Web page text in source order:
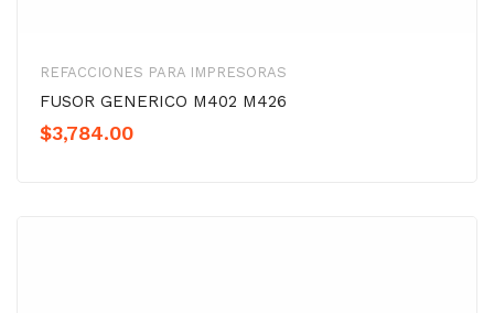
REFACCIONES PARA IMPRESORAS
FUSOR GENERICO M402 M426
$3,784.00